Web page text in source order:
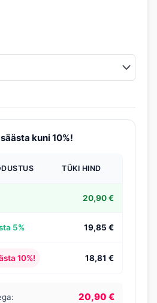
kuni 10%!
TÜKI HIND
20,90 €
5% 19,85 €
10%! 18,81 €
20,90 €